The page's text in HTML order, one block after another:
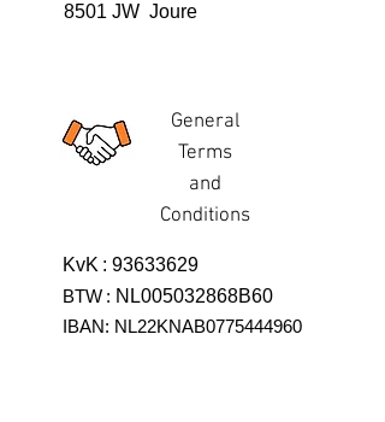
8501 JW Joure
General
Terms
and
Conditions
KvK : 93633629
BTW : NL005032868B60
IBAN: NL22KNAB0775444960